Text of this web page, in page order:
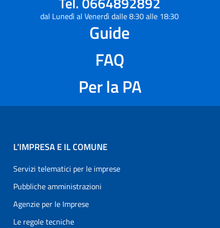
dal Lunedì al Venerdì dalle 8:30 alle 18:30
Guide
FAQ
Per la PA
L’IMPRESA E IL COMUNE
Servizi telematici per le imprese
Pubbliche amministrazioni
Agenzie per le Imprese
Le regole tecniche